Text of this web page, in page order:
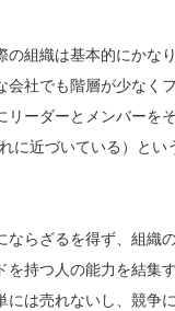
の組織は基本的にかな
会社でも階層が少なく
リーダーとメンバーを
に近づいている）とい
ならざるを得ず、組織
を持つ人の能力を結集
には売れないし、競争